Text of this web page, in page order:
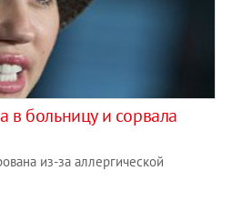
в больницу и сорвала
из-за аллергической